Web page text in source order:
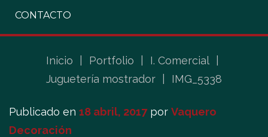
CONTACTO
Inicio Portfolio I. Comercial
Juguetería mostrador
IMG_5338
Publicado en 18 abril, 2017por Vaquero
Decoración